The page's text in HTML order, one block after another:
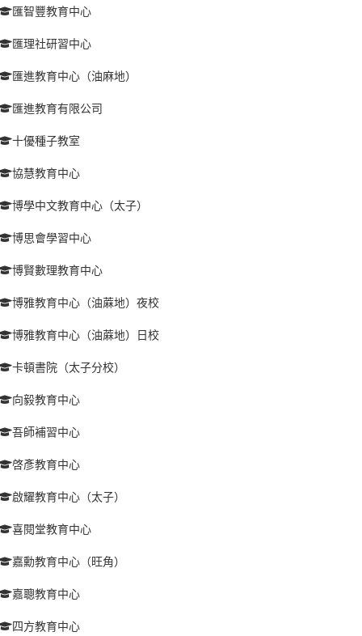
匯智豐教育中心
匯理社研習中心
匯進教育中心（油麻地）
匯進教育有限公司
十優種子教室
協慧教育中心
博學中文教育中心（太子）
博思會學習中心
博賢數理教育中心
博雅教育中心（油蔴地）夜校
博雅教育中心（油蔴地）日校
卡頓書院（太子分校）
向毅教育中心
吾師補習中心
啓彥教育中心
啟耀教育中心（太子）
喜閱堂教育中心
嘉勳教育中心（旺角）
嘉聰教育中心
四方教育中心